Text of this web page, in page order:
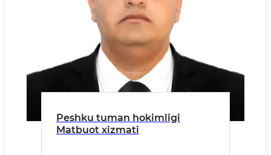
Peshku tuman hokimligi
Matbuot xizmati